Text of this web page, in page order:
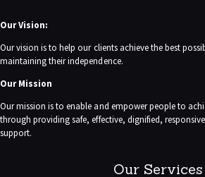
Our Vision:
Our vision is to help our clients achieve the best
maintaining their independence.
Our Mission
Our mission is to enable and empower people to
through providing safe, effective, dignified,
support.
Our Services